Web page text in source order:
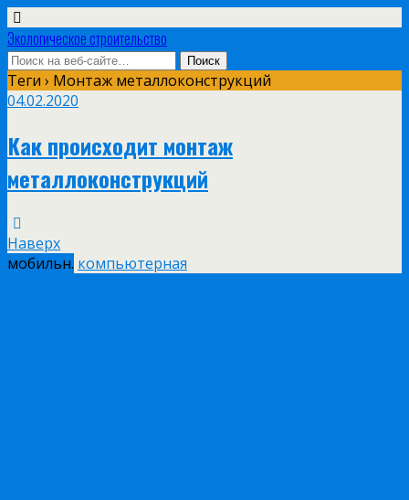
Экологическое строительство
Теги › Монтаж металлоконструкций
04.02.2020
Как происходит монтаж
металлоконструкций
Наверх
мобильн. компьютерная